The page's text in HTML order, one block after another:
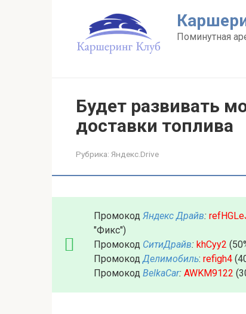
Поминутная
Будет развивать
доставки топлива
Рубрика: Яндекс.Drive
Промокод Яндекс Драйв:
"Фикс")
Промокод СитиДрайв: khCyy2
ПромокодДелимобиль: refigh4
Промокод BelkaCar: AWKM9122